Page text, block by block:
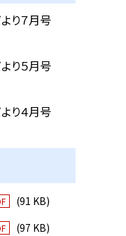
り７月号
り５月号
り４月号
(91 KB)
(97 KB)